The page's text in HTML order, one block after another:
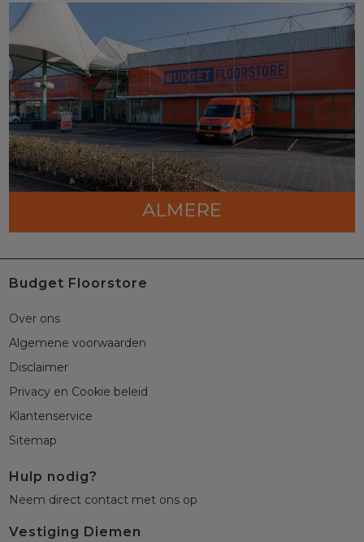
Budget Floorstore
Over ons
Algemene voorwaarden
Disclaimer
Privacy en Cookie beleid
Klantenservice
Sitemap
Hulp nodig?
Neem direct contact met ons op
Vestiging Diemen